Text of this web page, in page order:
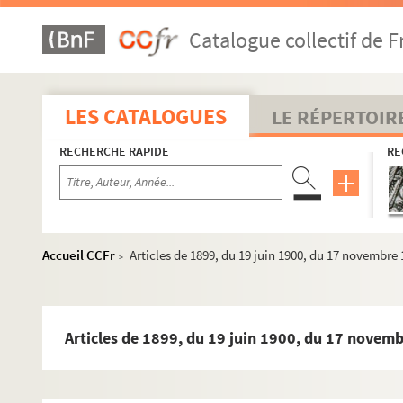
Catalogue collectif de
LES CATALOGUES LE
RECHERCHE RAPIDE
Accueil CCFr > Articles de 1899, du 19 juin 1900, du 17 novembre
Articles de 1899, du 19 juin 1900, du 17
MS 1151-1155. Le Saint-Empire Romain Germanique
MS 1156-1183. La politique française en Allemagne (de la 2
MS 1192-1198. L'Alsace au XVIIesiècle - Histoire
MS 1199-1203. Notes sur Ernest de Mansfeld